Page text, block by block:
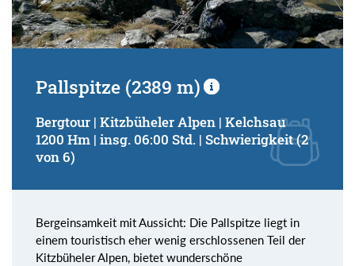
Pallspitze (2389 m)
Bergtour | Kitzbüheler Alpen | Kelchsau
1200 Hm | insg. 06:00 Std. | Schwierigkeit (2
von 6)
Bergeinsamkeit mit Aussicht: Die Pallspitze liegt in
einem touristisch eher wenig erschlossenen Teil der
Kitzbüheler Alpen, bietet wunderschöne